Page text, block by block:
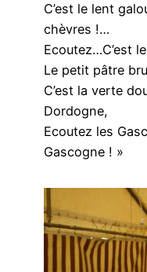
C’est le lent
chèvres !…
Ecoutez…C’est
Le petit pâtre
C’est la verte
Dordogne,
Ecoutez les
Gascogne ! »